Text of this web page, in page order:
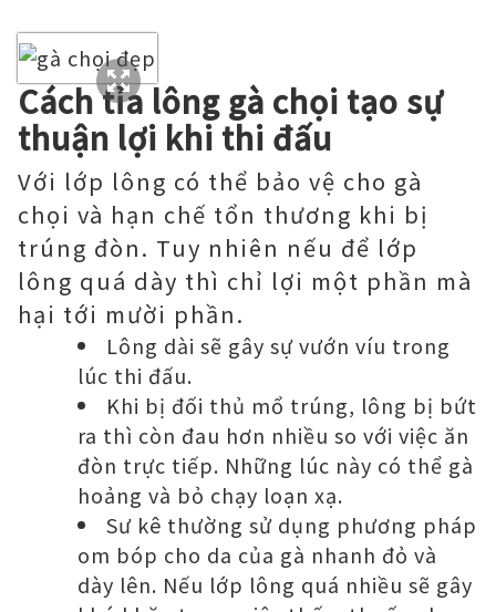
Cách tỉa lông gà chọi tạo sự
thuận lợi khi thi đấu
Với lớp lông có thể bảo vệ cho gà
chọi và hạn chế tổn thương khi bị
trúng đòn. Tuy nhiên nếu để lớp
lông quá dày thì chỉ lợi một phần mà
hại tới mười phần.
Lông dài sẽ gây sự vướn víu trong
lúc thi đấu.
Khi bị đối thủ mổ trúng, lông bị bứt
ra thì còn đau hơn nhiều so với việc ăn
đòn trực tiếp. Những lúc này có thể gà
hoảng và bỏ chạy loạn xạ.
Sư kê thường sử dụng phương pháp
om bóp cho da của gà nhanh đỏ và
dày lên. Nếu lớp lông quá nhiều sẽ gây